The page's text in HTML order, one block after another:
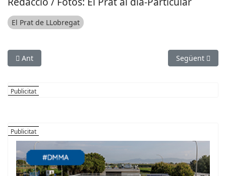
El Prat de LLobregat
Article anterior: Detenen al Papiol un piròman per calar foc a
Ant Article
Següent